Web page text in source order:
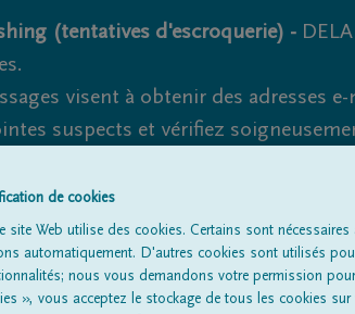
(tentatives d'escroquerie) -
visent à obtenir des adresses
suspects et vérifiez
cela. Cependant, les tentatives
Tous les avis de décès À
de cookies
site Web utilise des cookies. Certains sont
automatiquement. D'autres cookies sont utilisés
nous vous demandons votre permission
», vous acceptez le stockage de tous les cookies